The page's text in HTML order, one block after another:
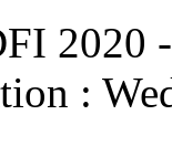
2020
: